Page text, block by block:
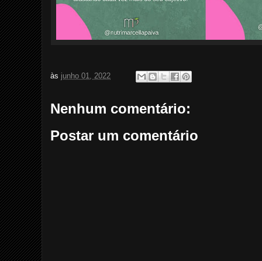
às junho 01, 2022
Nenhum comentário:
Postar um comentário